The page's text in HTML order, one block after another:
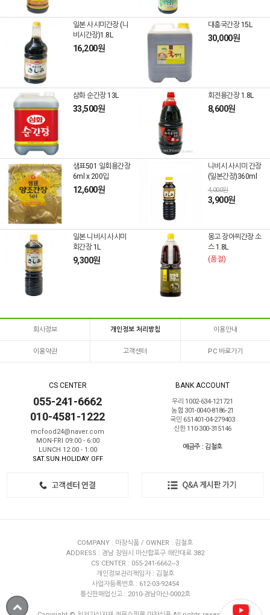
일본 사시미간장 (니
비시간장)1.8L
16,200원
대흥국간장 15L
30,000원
삼화 순간장 13L
33,500원
회전용간장 1.8L
8,600원
샘표501 일회용간장
6ml x 200입
12,600원
니비시 사시미 간장
(일본간장)360ml
4,000원
3,900원
일본 니비시 사시미
회간장 1L
9,300원
몽고 장아찌간장 소
스 1.8L
(품절)
회사정보 개인정보 처리방침 이용안내
이용약관 고객센터 PC 바로가기
CS CENTER
055-241-6662
010-4581-1222
mcfood24@naver.com
MON-FRI 09:00 - 6:00
LUNCH 12:00 - 1:00
SAT.SUN.HOLIDAY OFF
BANK ACCOUNT
우리 1002-634-121721
농협 301-0040-8186-21
국민 651401-04-279403
신한 110-300-315146
예금주 : 김철호
COMPANY : 마창식품 / OWNER : 김철호
ADDRESS : 경남 창원시 마산합포구 해안대로 382
CS CENTER : 055-241-6662~3
개인정보관리책임자 : 김철호
사업자등록번호 : 612-03-92454
통신판매업신고 : 2010-경남마산-0002호